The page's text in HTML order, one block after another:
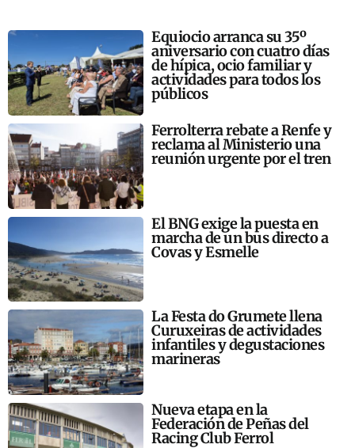
Equiocio arranca su 35º
aniversario con cuatro días
de hípica, ocio familiar y
actividades para todos los
públicos
Ferrolterra rebate a Renfe y
reclama al Ministerio una
reunión urgente por el tren
El BNG exige la puesta en
marcha de un bus directo a
Covas y Esmelle
La Festa do Grumete llena
Curuxeiras de actividades
infantiles y degustaciones
marineras
Nueva etapa en la
Federación de Peñas del
Racing Club Ferrol